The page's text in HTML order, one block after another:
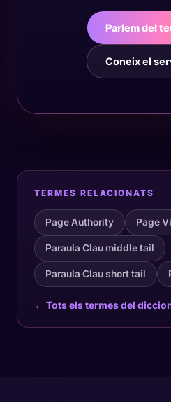
Parlem del
Coneix el
TERMES RELACIONATS
Page Authority Page
Paraula Clau middle tail
Paraula Clau short tail
← Tots els termes del